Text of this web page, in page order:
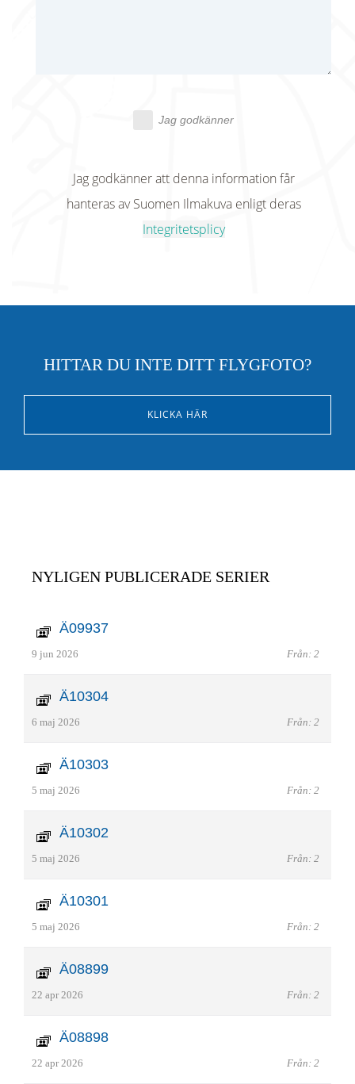
Jag godkänner
Jag godkänner att denna information får
hanteras av Suomen Ilmakuva enligt deras
Integritetsplicy
HITTAR DU INTE DITT FLYGFOTO?
KLICKA HÄR
NYLIGEN PUBLICERADE SERIER
Ä09937
9 jun 2026 Från: 2
Ä10304
6 maj 2026 Från: 2
Ä10303
5 maj 2026 Från: 2
Ä10302
5 maj 2026 Från: 2
Ä10301
5 maj 2026 Från: 2
Ä08899
22 apr 2026 Från: 2
Ä08898
22 apr 2026 Från: 2